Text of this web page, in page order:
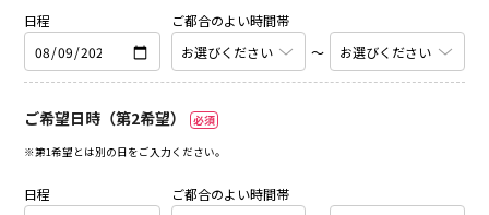
日程
ご都合のよい時間帯
〜
ご希望日時（第2希望） 必須
※第1希望とは別の日をご入力ください。
日程
ご都合のよい時間帯